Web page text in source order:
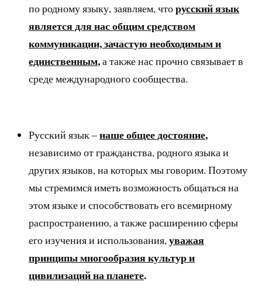
по родному языку, заявляем, чторусскийязык
является для нас общим средством
коммуникации, зачастую необходимым и
единственным,а также нас прочно связывает в
среде международного сообщества.
Русский язык –наше общее достояние,
независимо от гражданства, родного языка и
других языков, на которых мы говорим. Поэтому
мы стремимся иметь возможность общаться на
этом языке и способствовать его всемирному
распространению, а также расширению сферы
его изучения и использования,уважая
принципы многообразия культур и
цивилизаций на планете.